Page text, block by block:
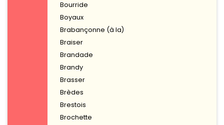
Bourride
Boyaux
Brabançonne (à la)
Braiser
Brandade
Brandy
Brasser
Brèdes
Brestois
Brochette